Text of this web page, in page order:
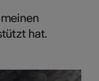
hat.